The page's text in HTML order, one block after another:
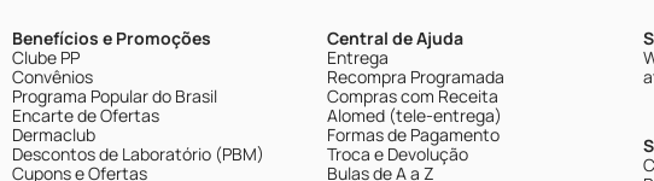
Benefícios e Promoções
Clube PP
Convênios
Programa Popular do Brasil
Encarte de Ofertas
Dermaclub
Descontos de Laboratório (PBM)
Cupons e Ofertas
Central de Ajuda
Entrega
Recompra Programada
Compras com Receita
Alomed (tele-entrega)
Formas de Pagamento
Troca e Devolução
Bulas de A a Z